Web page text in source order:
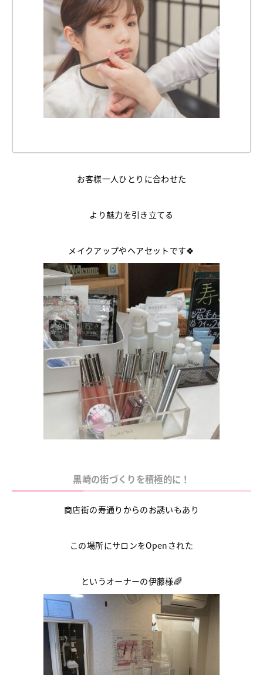
お客様一人ひとりに合わせた
より魅力を引き立てる
メイクアップやヘアセットです🍀
黒崎の街づくりを積極的に！
商店街の寿通りからのお誘いもあり
この場所にサロンをOpenされた
というオーナーの伊藤様🌈